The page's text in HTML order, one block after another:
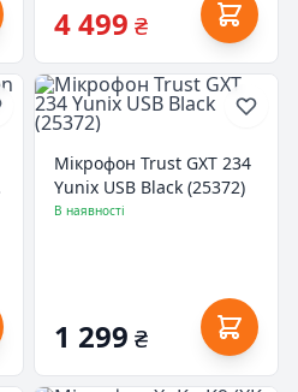
4 499 ₴
Мікрофон Trust GXT 234
Yunix USB Black (25372)
В наявності
1 299 ₴